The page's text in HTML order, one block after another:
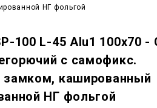
НГ фольгой
100 L-45 Alu1 100x70 -
c самофикс.
кашированный
НГ фольгой